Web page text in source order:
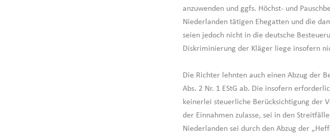
anzuwenden und ggfs. Höchst- und
Niederlanden tätigen Ehegatten und die
seien jedoch nicht in die deutsche
Diskriminierung der Kläger liege insofern
Die Richter lehnten auch einen Abzug der
Abs. 2 Nr. 1 EStG ab. Die insofern
keinerlei steuerliche Berücksichtigung der
der Einnahmen zulasse, sei in den
Niederlanden sei durch den Abzug der